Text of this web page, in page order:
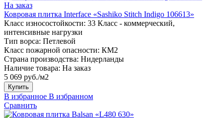
На заказ
Ковровая плитка Interface «Sashiko Stitch Indigo 106613»
Класс износостойкости: 33 Класс - коммерческий,
интенсивные нагрузки
Тип ворса: Петлевой
Класс пожарной опасности: КМ2
Страна производства: Нидерланды
Наличие товара: На заказ
5 069 руб./м2
Купить
В избранное В избранном
Сравнить